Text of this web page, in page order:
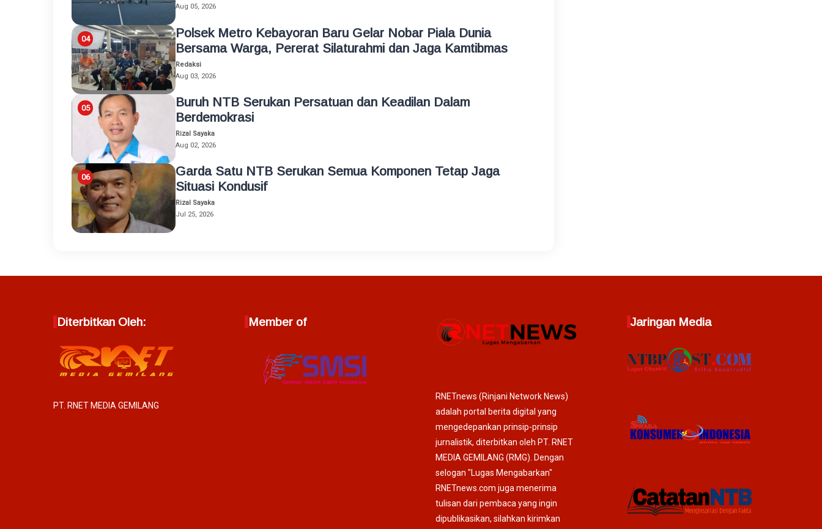
Aug 05, 2026
Polsek Metro Kebayoran Baru Gelar Nobar Piala Dunia
Bersama Warga, Pererat Silaturahmi dan Jaga Kamtibmas
Redaksi
Aug 03, 2026
Buruh NTB Serukan Persatuan dan Keadilan Dalam
Berdemokrasi
Rizal Sayaka
Aug 02, 2026
Garda Satu NTB Serukan Semua Komponen Tetap Jaga
Situasi Kondusif
Rizal Sayaka
Jul 25, 2026
Diterbitkan Oleh:
PT. RNET MEDIA GEMILANG
Member of
RNETnews (Rinjani Network News)
adalah portal berita digital yang
mengedepankan prinsip-prinsip
jurnalistik, diterbitkan oleh PT. RNET
MEDIA GEMILANG (RMG). Dengan
selogan "Lugas Mengabarkan"
RNETnews.com juga menerima
tulisan dari pembaca yang ingin
dipublikasikan, silahkan kirimkan
Jaringan Media